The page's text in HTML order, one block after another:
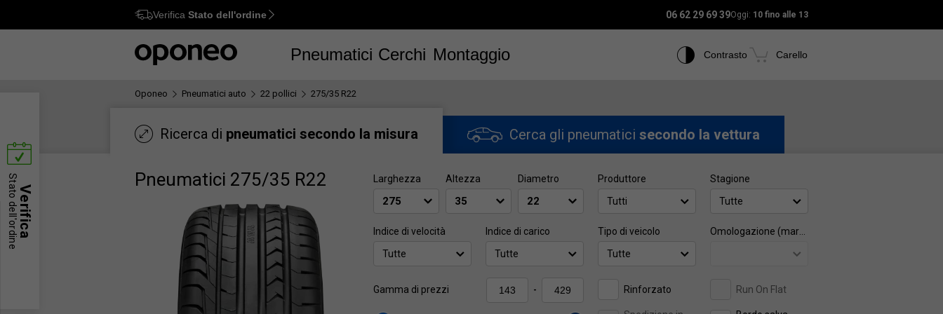
Ctrl M
Verifica Stato dell'ordine 06 62 29 69 39Oggi: 10 fino alle 13
Pneumatici Cerchi Montaggio Contrasto Carello
Oponeo Pneumatici auto 22 pollici 275/35 R22
Ricerca di pneumatici secondo la misura Cerca gli pneumatici secondo la vettura
Pneumatici 275/35 R22 Larghezza Altezza Diametro
Produttore
Tutti
Stagione
Tutte
Indice di velocità
Tutte
Indice di carico
Tutte
Tipo di veicolo
Tutte
Gamma di prezzi - Rinforzato Run On Flat
Verifica
Stato dell'ordine